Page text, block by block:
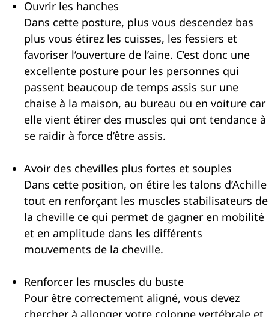
Ouvrir les hanches
Dans cette posture, plus vous descendez bas
plus vous étirez les cuisses, les fessiers et
favoriser l’ouverture de l’aine. C’est donc une
excellente posture pour les personnes qui
passent beaucoup de temps assis sur une
chaise à la maison, au bureau ou en voiture car
elle vient étirer des muscles qui ont tendance à
se raidir à force d’être assis.
Avoir des chevilles plus fortes et souples
Dans cette position, on étire les talons d’Achille
tout en renforçant les muscles stabilisateurs de
la cheville ce qui permet de gagner en mobilité
et en amplitude dans les différents
mouvements de la cheville.
Renforcer les muscles du buste
Pour être correctement aligné, vous devez